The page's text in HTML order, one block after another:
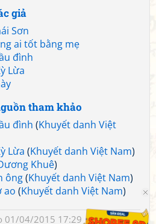
giả
Sơn
ai tốt bằng mẹ
đình
Lừa
tham khảo
đình (Khuyết danh Việt
Lừa (Khuyết danh Việt Nam)
Khuê)
ông(Khuyết danh Việt Nam)
ao (Khuyết danh Việt Nam)
01/04/2015 17:29